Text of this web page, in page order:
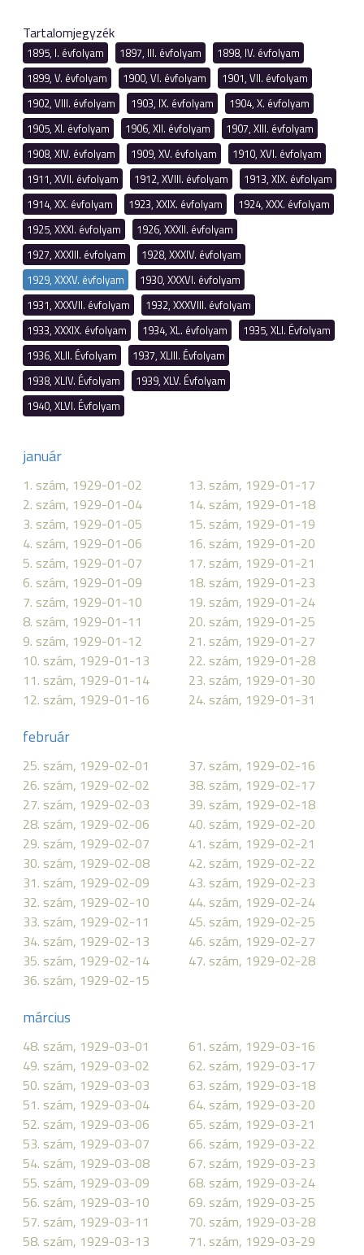
Tartalomjegyzék
1895, I. évfolyam 1897, III. évfolyam
1898, IV. évfolyam
1899, V. évfolyam
1900, VI. évfolyam
1901, VII. évfolyam
1902, VIII. évfolyam
1903, IX. évfolyam
1904, X. évfolyam
1905, XI. évfolyam
1906, XII. évfolyam
1907, XIII. évfolyam
1908, XIV. évfolyam
1909, XV. évfolyam
1910, XVI. évfolyam
1911, XVII. évfolyam
1912, XVIII. évfolyam
1913, XIX. évfolyam
1914, XX. évfolyam
1923, XXIX. évfolyam
1924, XXX. évfolyam
1925, XXXI. évfolyam
1926, XXXII. évfolyam
1927, XXXIII. évfolyam
1928, XXXIV. évfolyam
1929, XXXV. évfolyam
1930, XXXVI. évfolyam
1931, XXXVII. évfolyam
1932, XXXVIII. évfolyam
1933, XXXIX. évfolyam
1934, XL. évfolyam
1935, XLI. Évfolyam
1936, XLII. Évfolyam
1937, XLIII. Évfolyam
1938, XLIV. Évfolyam
1939, XLV. Évfolyam
1940, XLVI. Évfolyam
január
1. szám, 1929-01-02
2. szám, 1929-01-04
3. szám, 1929-01-05
4. szám, 1929-01-06
5. szám, 1929-01-07
6. szám, 1929-01-09
7. szám, 1929-01-10
8. szám, 1929-01-11
9. szám, 1929-01-12
10. szám, 1929-01-13
11. szám, 1929-01-14
12. szám, 1929-01-16
13. szám, 1929-01-17
14. szám, 1929-01-18
15. szám, 1929-01-19
16. szám, 1929-01-20
17. szám, 1929-01-21
18. szám, 1929-01-23
19. szám, 1929-01-24
20. szám, 1929-01-25
21. szám, 1929-01-27
22. szám, 1929-01-28
23. szám, 1929-01-30
24. szám, 1929-01-31
február
25. szám, 1929-02-01
26. szám, 1929-02-02
27. szám, 1929-02-03
28. szám, 1929-02-06
29. szám, 1929-02-07
30. szám, 1929-02-08
31. szám, 1929-02-09
32. szám, 1929-02-10
33. szám, 1929-02-11
34. szám, 1929-02-13
35. szám, 1929-02-14
36. szám, 1929-02-15
37. szám, 1929-02-16
38. szám, 1929-02-17
39. szám, 1929-02-18
40. szám, 1929-02-20
41. szám, 1929-02-21
42. szám, 1929-02-22
43. szám, 1929-02-23
44. szám, 1929-02-24
45. szám, 1929-02-25
46. szám, 1929-02-27
47. szám, 1929-02-28
március
48. szám, 1929-03-01
49. szám, 1929-03-02
50. szám, 1929-03-03
51. szám, 1929-03-04
52. szám, 1929-03-06
53. szám, 1929-03-07
54. szám, 1929-03-08
55. szám, 1929-03-09
56. szám, 1929-03-10
57. szám, 1929-03-11
58. szám, 1929-03-13
61. szám, 1929-03-16
62. szám, 1929-03-17
63. szám, 1929-03-18
64. szám, 1929-03-20
65. szám, 1929-03-21
66. szám, 1929-03-22
67. szám, 1929-03-23
68. szám, 1929-03-24
69. szám, 1929-03-25
70. szám, 1929-03-28
71. szám, 1929-03-29